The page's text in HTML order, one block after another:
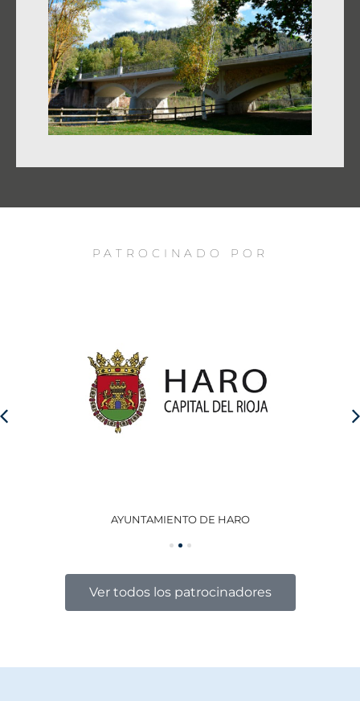
PATROCINADO POR
AYUNTAMIENTO DE HARO
Ver todos los patrocinadores